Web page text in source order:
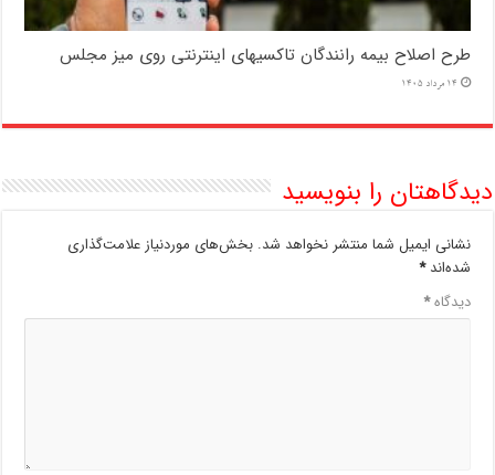
طرح اصلاح بیمه رانندگان تاکسیهای اینترنتی روی میز مجلس
14 مرداد 1405
دیدگاهتان را بنویسید
نشانی ایمیل شما منتشر نخواهد شد. بخش‌های موردنیاز علامت‌گذاری
شده‌اند*
دیدگاه*